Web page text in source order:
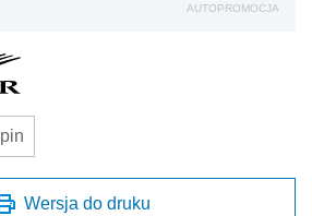
AUTOPROMOCJA
pin
Wersja do druku